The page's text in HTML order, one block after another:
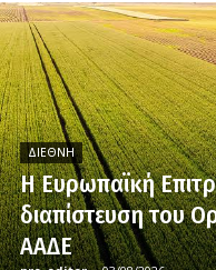
ΔΙΕΘΝΉ
H Ευρωπαϊκή
διαπίστευση του
ΑΑΔΕ